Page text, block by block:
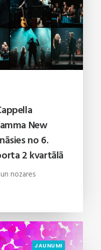
New
no 6.
2 kvartālā
nozares
JAUNUMI